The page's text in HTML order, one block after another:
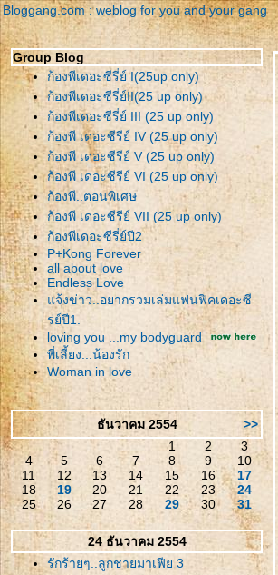
Bloggang.com : weblog for you and your gang
Group Blog
ก้องพีเดอะซีรี่ย์ I(25up only)
ก้องพีเดอะซีรี่ย์II(25 up only)
ก้องพีเดอะซีรี่ย์ III (25 up only)
ก้องพี เดอะซีรีย์ IV (25 up only)
ก้องพี เดอะซีรีย์ V (25 up only)
ก้องพี เดอะซีรีย์ VI (25 up only)
ก้องพี..ตอนพิเศษ
ก้องพี เดอะซีรีย์ VII (25 up only)
ก้องพีเดอะซีรี่ย์ปี2
P+Kong Forever
all about love
Endless Love
จ้งข่าว..อยากรวมเล่มแฟนฟิคเดอะซี
ร่ย์ปี1.
loving you ...my bodyguard
พี่เลี้ยง...น้องรัก
Woman in love
ธันวาคม 2554
>>
1
2
3
4
5 6 7 8 9
10
11
12 13 14 15 16
17
18
19 20 21 22 23
24
25
26 27 28 29 30 31
24 ธันวาคม 2554
รักร้ายๆ..ลูกชายมาเฟีย 3